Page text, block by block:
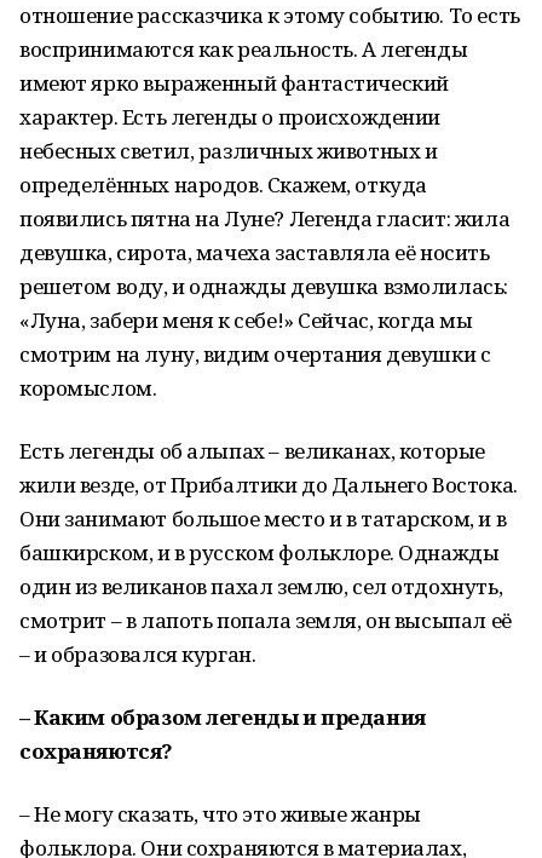
отношение рассказчика к этому событию. То есть
воспринимаются как реальность. А легенды
имеют ярко выраженный фантастический
характер. Есть легенды о происхождении
небесных светил, различных животных и
определённых народов. Скажем, откуда
появились пятна на Луне? Легенда гласит: жила
девушка, сирота, мачеха заставляла её носить
решетом воду, и однажды девушка взмолилась:
«Луна, забери меня к себе!» Сейчас, когда мы
смотрим на луну, видим очертания девушки с
коромыслом.
Есть легенды об алыпах – великанах, которые
жили везде, от Прибалтики до Дальнего Востока.
Они занимают большое место и в татарском, и в
башкирском, и в русском фольклоре. Однажды
один из великанов пахал землю, сел отдохнуть,
смотрит – в лапоть попала земля, он высыпал её
– и образовался курган.
– Каким образом легенды и предания
сохраняются?
– Не могу сказать, что это живые жанры
фольклора. Они сохраняются в материалах,